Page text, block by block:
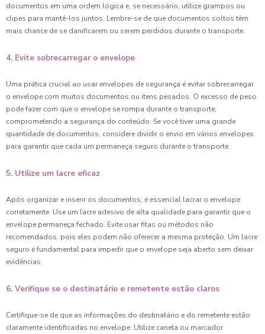
documentos em uma ordem lógica e, se necessário, utilize grampos ou
clipes para mantê-los juntos. Lembre-se de que documentos soltos têm
mais chance de se danificarem ou serem perdidos durante o transporte.
4. Evite sobrecarregar o envelope
Uma prática crucial ao usar envelopes de segurança é evitar sobrecarregar
o envelope com muitos documentos ou itens pesados. O excesso de peso
pode fazer com que o envelope se rompa durante o transporte,
comprometendo a segurança do conteúdo. Se você tiver uma grande
quantidade de documentos, considere dividir o envio em vários envelopes
para garantir que cada um permaneça seguro durante o transporte.
5. Utilize um lacre eficaz
Após organizar e inserir os documentos, é essencial lacrar o envelope
corretamente. Use um lacre adesivo de alta qualidade para garantir que o
envelope permaneça fechado. Evite usar fitas ou métodos não
recomendados, pois eles podem não oferecer a mesma proteção. Um lacre
seguro é fundamental para impedir que o envelope seja aberto sem deixar
evidências.
6. Verifique se o destinatário e remetente estão claros
Certifique-se de que as informações do destinatário e do remetente estão
claramente identificadas no envelope. Utilize caneta ou marcador